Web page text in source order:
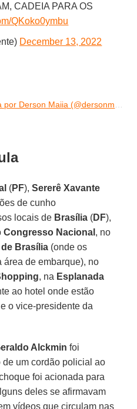
CADEIA PARA OS
QKoko0ymbu
December 13, 2022
(PF),Sererê Xavante
de cunho
locais de Brasília (DF),
Congresso Nacional , no
Brasília (onde os
área de embarque), no
, na Esplanada
ao hotel onde estão
o vice-presidente da
Alckmin foi
de um cordão policial ao
foi acionada para
deles se afirmavam
vídeos que circulam nas